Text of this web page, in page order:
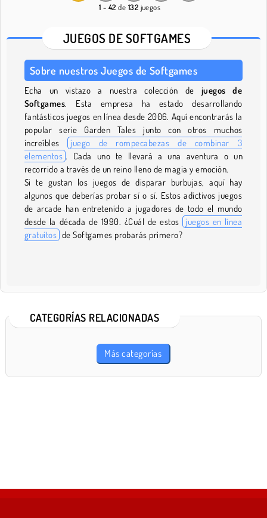
1 - 42 de 132 juegos
JUEGOS DE SOFTGAMES
Sobre nuestros Juegos de Softgames
Echa un vistazo a nuestra colección de juegos de
Softgames. Esta empresa ha estado desarrollando
fantásticos juegos en línea desde 2006. Aquí encontrarás la
popular serie Garden Tales junto con otros muchos
increíbles
juego de rompecabezas de combinar 3
elementos . Cada uno te llevará a una aventura o un
recorrido a través de un reino lleno de magia y emoción.
Si te gustan los juegos de disparar burbujas, aquí hay
algunos que deberías probar sí o sí. Estos adictivos juegos
de arcade han entretenido a jugadores de todo el mundo
desde la década de 1990. ¿Cuál de estos
juegos en línea
gratuitos de Softgames probarás primero?
CATEGORÍAS RELACIONADAS
Más categorías